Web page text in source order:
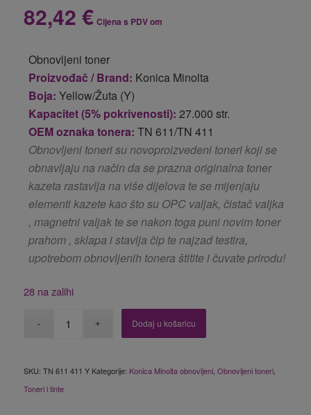
82,42 € Cijena s PDV om
Obnovljeni toner
Proizvođač / Brand: Konica Minolta
Boja: Yellow/Žuta (Y)
Kapacitet (5% pokrivenosti): 27.000 str.
OEM oznaka tonera: TN 611/TN 411
Obnovljeni toneri su novoproizvedeni toneri koji se
obnavljaju na način da se prazna originalna toner
kazeta rastavlja na više dijelova te se mijenjaju
elementi kazete kao što su OPC valjak, čistač valjka
, magnetni valjak te se nakon toga puni novim toner
prahom , sklapa i stavlja čip te najzad testira,
upotrebom obnovljenih tonera štitite i čuvate prirodu!
28 na zalihi
Dodaj u košaricu
SKU: TN 611 411 Y Kategorije: Konica Minolta obnovljeni, Obnovljeni toneri,
Toneri i tinte